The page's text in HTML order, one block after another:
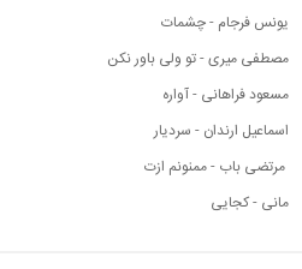
یونس فرجام - چشمات
مصطفی میری - تو ولی باور نکن
مسعود فراهانی - آواره
اسماعیل ارندان - سردیار
مرتضی باب - ممنونم ازت
مانی - کجایی